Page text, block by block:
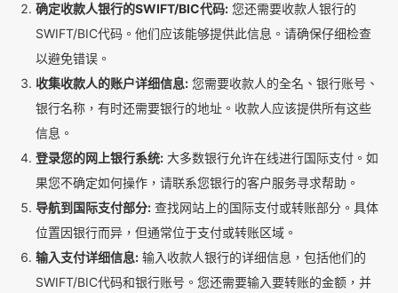
确定收款人银行的SWIFT/BIC代码: 您还需要收款人银行的
SWIFT/BIC代码。他们应该能够提供此信息。请确保仔细检查
以避免错误。
收集收款人的账户详细信息: 您需要收款人的全名、银行账号、
银行名称，有时还需要银行的地址。收款人应该提供所有这些
信息。
登录您的网上银行系统: 大多数银行允许在线进行国际支付。如
果您不确定如何操作，请联系您银行的客户服务寻求帮助。
导航到国际支付部分: 查找网站上的国际支付或转账部分。具体
位置因银行而异，但通常位于支付或转账区域。
输入支付详细信息: 输入收款人银行的详细信息，包括他们的
SWIFT/BIC代码和银行账号。您还需要输入要转账的金额，并